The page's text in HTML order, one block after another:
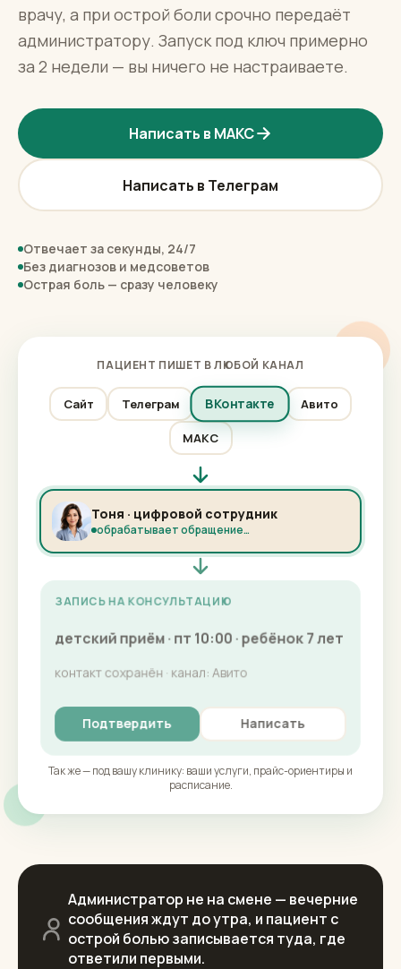
врачу, а при острой боли срочно передаёт
администратору. Запуск под ключ примерно
за 2 недели — вы ничего не настраиваете.
Написать в МАКС
Написать в Телеграм
Отвечает за секунды, 24/7
Без диагнозов и медсоветов
Острая боль — сразу человеку
ПАЦИЕНТ ПИШЕТ В ЛЮБОЙ КАНАЛ
Сайт Телеграм ВКонтакте Авито
МАКС
Тоня · цифровой сотрудник
обрабатывает обращение…
ЗАПИСЬ НА КОНСУЛЬТАЦИЮ
детский приём · пт 10:00 · ребёнок 7 лет
контакт сохранён · канал: Авито
Подтвердить Написать
Так же — под вашу клинику: ваши услуги, прайс-ориентиры и
расписание.
Администратор не на смене — вечерние
сообщения ждут до утра, и пациент с
острой болью записывается туда, где
ответили первыми.